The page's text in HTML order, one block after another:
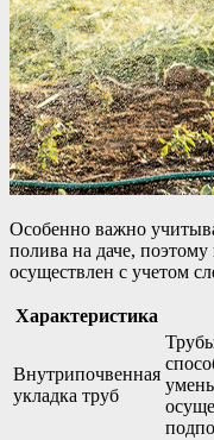
Особенно важно
полива на даче,
осуществлен с учетом
Характеристика
Внутрипочвенная
укладка труб